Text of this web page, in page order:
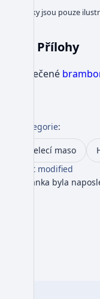
Obrázky jsou pouze
Přílohy
Opečené
Kategorie:
Telecí maso
Last modified
Stránka byla